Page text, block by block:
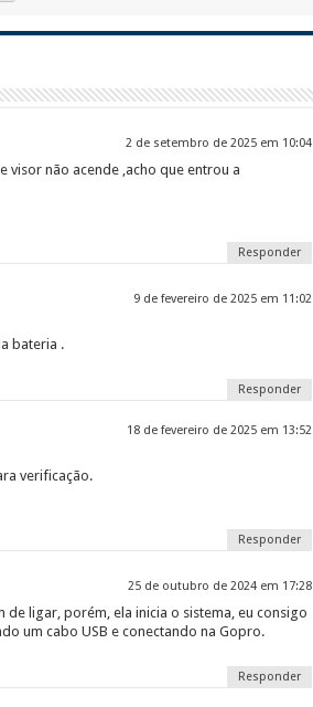
2 de setembro de 2025 em 10:04
visor não acende ,acho que entrou a
Responder
9 de fevereiro de 2025 em 11:02
bateria .
Responder
18 de fevereiro de 2025 em 13:52
verificação.
Responder
25 de outubro de 2024 em 17:28
de ligar, porém, ela inicia o sistema, eu consigo
um cabo USB e conectando na Gopro.
Responder